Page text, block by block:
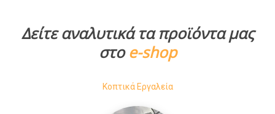
Δείτε αναλυτικά τα προϊόντα μας
στοe-shop
Κοπτικά Εργαλεία